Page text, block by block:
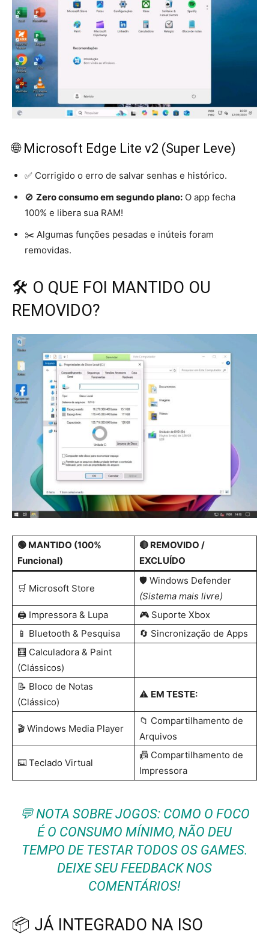
🌐 Microsoft Edge Lite v2 (Super Leve)
✅ Corrigido o erro de salvar senhas e histórico.
🚫 Zero consumo em segundo plano: O app fecha
100% e libera sua RAM!
✂️ Algumas funções pesadas e inúteis foram
removidas.
🛠️ O QUE FOI MANTIDO OU
REMOVIDO?
🟢 MANTIDO (100%
Funcional)
🔴 REMOVIDO /
EXCLUÍDO
🛒 Microsoft Store
🛡️ Windows Defender
(Sistema mais livre)
🖨️ Impressora & Lupa
🎮 Suporte Xbox
📱 Bluetooth & Pesquisa
🔄 Sincronização de Apps
🧮 Calculadora & Paint
(Clássicos)
📝 Bloco de Notas
(Clássico)
⚠️ EM TESTE:
🎬 Windows Media Player
📁 Compartilhamento de
Arquivos
⌨️ Teclado Virtual
📠 Compartilhamento de
Impressora
💬NOTA SOBRE JOGOS: COMO O FOCO
É O CONSUMO MÍNIMO, NÃO DEU
TEMPO DE TESTAR TODOS OS GAMES.
DEIXE SEU FEEDBACK NOS
COMENTÁRIOS!
📦 JÁ INTEGRADO NA ISO